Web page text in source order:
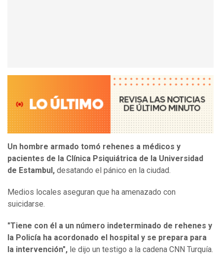
Un hombre armado tomó rehenes a médicos y
pacientes de la Clínica Psiquiátrica de la Universidad
de Estambul, desatando el pánico en la ciudad.
Medios locales aseguran que ha amenazado con
suicidarse.
"Tiene con él a un número indeterminado de rehenes y
la Policía ha acordonado el hospital y se prepara para
la intervención", le dijo un testigo a la cadena CNN Turquía.